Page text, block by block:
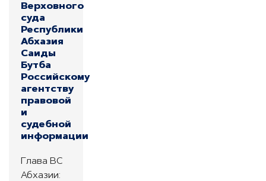
Верховного
суда
Республики
Абхазия
Саиды
Бутба
Российскому
агентству
правовой
и
судебной
информации
Глава ВС
Абхазии: